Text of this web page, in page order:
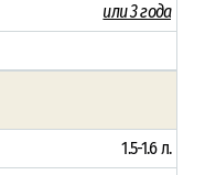
или 3 года
1.5-1.6 л.